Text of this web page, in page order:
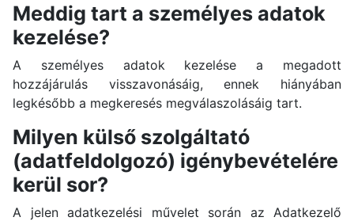
Meddig tart a személyes adatok
kezelése?
A személyes adatok kezelése a megadott
hozzájárulás visszavonásáig, ennek hiányában
legkésőbb a megkeresés megválaszolásáig tart.
Milyen külső szolgáltató
(adatfeldolgozó) igénybevételére
kerül sor?
A jelen adatkezelési művelet során az Adatkezelő